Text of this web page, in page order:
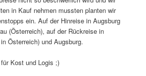
in Kauf nehmen mussten planten wir
ein. Auf der Hinreise in Augsburg
(Österreich), auf der Rückreise in
Österreich) und Augsburg.
Kost und Logis ;)